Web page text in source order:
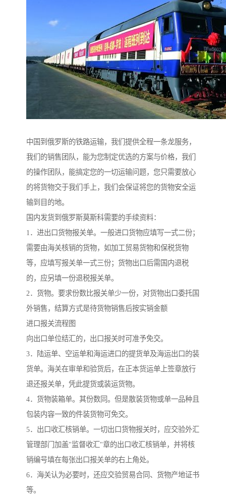
中国到俄罗斯的铁路运输，我们提供全程一条龙服务，
我们的销售团队，能为您制定优选的方案与价格，我们
的操作团队，能搞定您的一切运输问题，您只需要放心
的将货物交于我们手上，我们会保证将您的货物安全运
输到目的地。
国内发货到俄罗斯莫斯科需要的手续资料：
1．进出口货物报关单。一般进口货物应填写一式二份；
需要由海关核销的货物，如加工贸易货物和保税货物
等，应填写报关单一式三份；货物出口后需国内退税
的，应另填一份退税报关单。
2．货物。要求份数比报关单少一份，对货物出口委托国
外销售，结算方式是待货物销售后按实销金额
进口报关流程图
向出口单位结汇的，出口报关时可准予免交。
3．陆运单、空运单和海运进口的提货单及海运出口的装
货单。海关在审单和验货后，在正本货运单上签章放行
退还报关单，凭此提货或装运货物。
4．货物装箱单。其份数同。但是散装货物或单一品种且
包装内容一致的件装货物可免交。
5．出口收汇核销单。一切出口货物报关时，应交验外汇
管理部门加盖"监督收汇"章的出口收汇核销单，并将核
销编号填在每张出口报关单的右上角处。
6．海关认为必要时，还应交验贸易合同、货物产地证书
等。